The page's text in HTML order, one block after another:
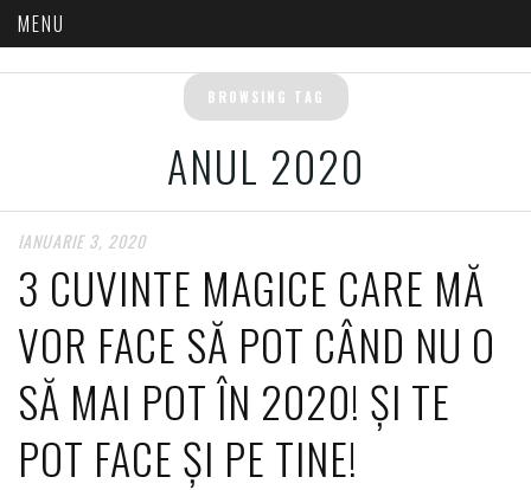
BROWSING TAG
ANUL 2020
IANUARIE 3, 2020
3 CUVINTE MAGICE CARE MĂ
VOR FACE SĂ POT CÂND NU O
SĂ MAI POT ÎN 2020! ȘI TE
POT FACE ȘI PE TINE!